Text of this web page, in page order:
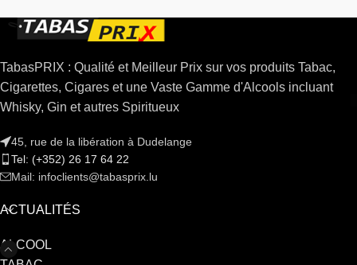
TabasPRIX : Qualité et Meilleur Prix sur vos produits Tabac,
Cigarettes, Cigares et une Vaste Gamme d'Alcools incluant
Whisky, Gin et autres Spiritueux
45, rue de la libération à Dudelange
Tel: (+352) 26 17 64 22
Mail: infoclients@tabasprix.lu
ACTUALITÉS
ALCOOL